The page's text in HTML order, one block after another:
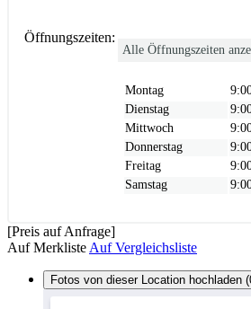
Öffnungszeiten:
Alle Öffnungszeiten
Montag
Dienstag
Mittwoch
Donnerstag
Freitag
Samstag
[Preis auf Anfrage]
Auf Merkliste Auf Vergleichsliste
Fotos von dieser Location hochladen